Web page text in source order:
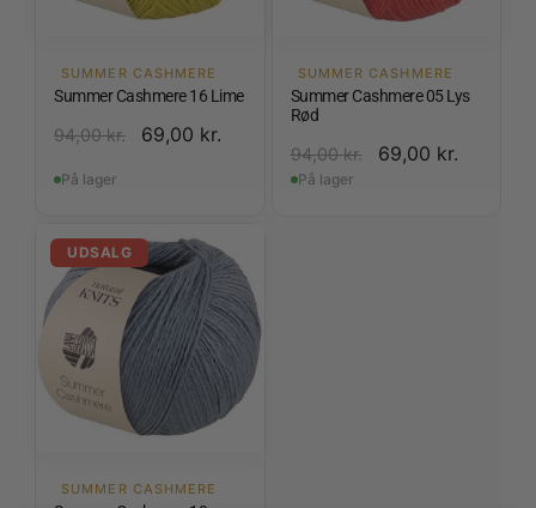
SUMMER CASHMERE
Summer Cashmere 16 Lime
94,00kr. 69,00 kr.
På lager
SUMMER CASHMERE
Summer Cashmere 05 Lys
Rød
94,00kr. 69,00 kr.
På lager
UDSALG
SUMMER CASHMERE